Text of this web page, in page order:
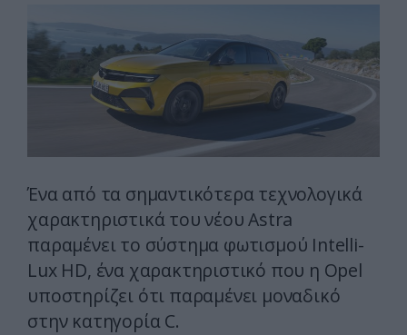
Ένα από τα σημαντικότερα τεχνολογικά
χαρακτηριστικά του νέου Astra
παραμένει το σύστημα φωτισμού Intelli-
Lux HD, ένα χαρακτηριστικό που η Opel
υποστηρίζει ότι παραμένει μοναδικό
στην κατηγορία C.